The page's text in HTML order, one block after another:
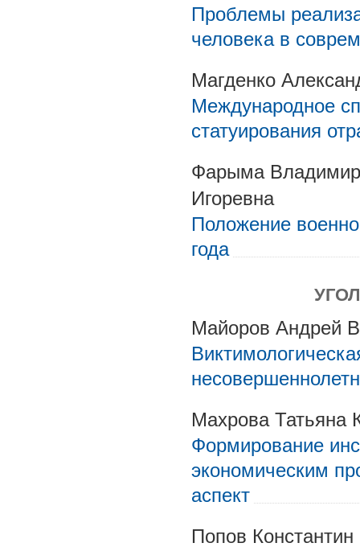
Проблемы
человека в
Магденко
Международное
статуирования
Фарыма Владимир
Игоревна
Положение
года
Майоров Андрей
Махрова Татьяна
Формирование
экономическим
аспект
Попов